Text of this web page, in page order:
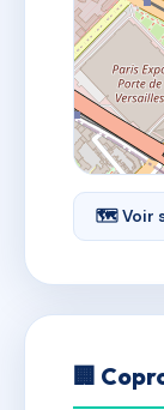
🗺 Voir
🏢